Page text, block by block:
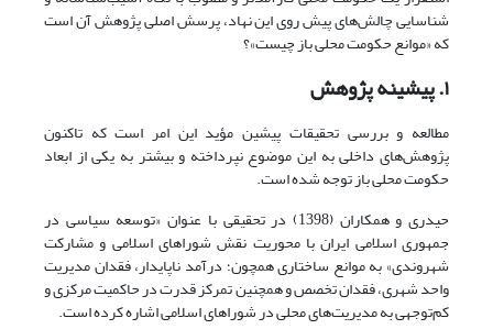
شناسایی چالش‌های پیش روی این نهاد، پرسش اصلی پژوهش آن است
که «موانع حکومت محلی باز چیست»؟
۱. پیشینه پژوهش
مطالعه و بررسی تحقیقات پیشین مؤید این امر است که تاکنون
پژوهش‌های داخلی به این موضوع نپرداخته و بیشتر به یکی از ابعاد
حکومت محلی باز توجه شده‌ است.
حیدری و همکاران (1398) در تحقیقی با عنوان «توسعه سیاسی در
جمهوری اسلامی ایران با محوریت نقش شوراهای اسلامی و مشارکت
شهروندی» به موانع ساختاری همچون؛ درآمد ناپایدار، فقدان مدیریت
واحد شهری، فقدان تخصص و همچنین تمرکز قدرت در حاکمیت مرکزی و
کم‌توجهی به مدیریت‌های محلی در شوراهای اسلامی اشاره کرده است.